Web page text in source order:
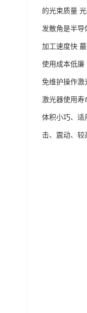
的光束质量
发散角是半导
加工速度快
使用成本低廉
免维护操作激
激光器使用寿
体积小巧、适
击、震动、较